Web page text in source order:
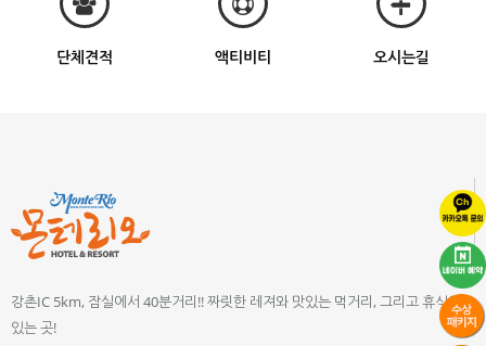
단체견적 액티비티 오시는길
강촌IC 5km, 잠실에서 40분거리!! 짜릿한 레져와 맛있는 먹거리, 그리고 휴식이
있는 곳!